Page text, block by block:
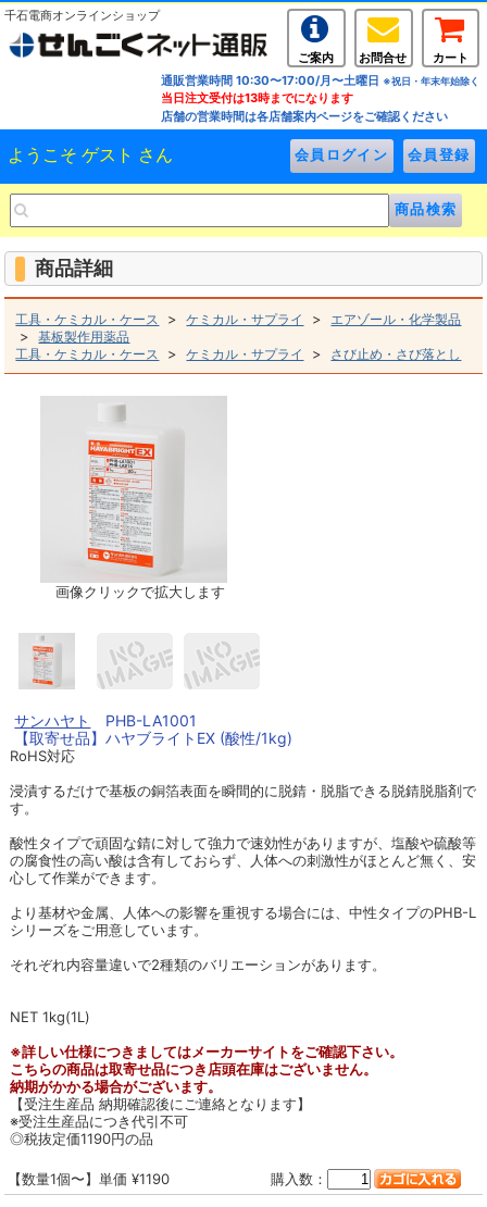
千石電商オンラインショップ
ご案内 お問合せ
カート
通販営業時間 10:30〜17:00/月〜土曜日 ※祝日・年末年始除く
当日注文受付は13時までになります
店舗の営業時間は各店舗案内ページをご確認ください
ようこそ ゲスト さん
商品詳細
工具・ケミカル・ケース >ケミカル・サプライ > エアゾール・化学製品
>基板製作用薬品
工具・ケミカル・ケース
>ケミカル・サプライ > さび止め・さび落とし
画像クリックで拡大します
サンハヤト
PHB-LA1001
【取寄せ品】ハヤブライトEX (酸性/1kg)
RoHS対応
浸漬するだけで基板の銅箔表面を瞬間的に脱錆・脱脂できる脱錆脱脂剤で
す。
酸性タイプで頑固な錆に対して強力で速効性がありますが、塩酸や硫酸等
の腐食性の高い酸は含有しておらず、人体への刺激性がほとんど無く、安
心して作業ができます。
より基材や金属、人体への影響を重視する場合には、中性タイプのPHB-L
シリーズをご用意しています。
それぞれ内容量違いで2種類のバリエーションがあります。
NET 1kg(1L)
※詳しい仕様につきましてはメーカーサイトをご確認下さい。
こちらの商品は取寄せ品につき店頭在庫はございません。
納期がかかる場合がございます。
【受注生産品 納期確認後にご連絡となります】
※受注生産品につき代引不可
◎税抜定価1190円の品
【数量1個〜】単価 ¥1190 購入数：